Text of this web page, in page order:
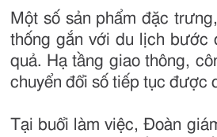
Một số sản phẩm đặc
thống gắn với du lịch bước
quả. Hạ tầng giao thông,
chuyển đổi số tiếp tục được
Tại buổi làm việc, Đoàn